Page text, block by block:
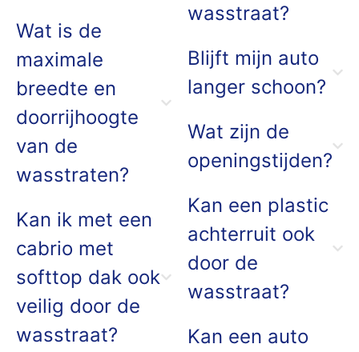
Wat is de
maximale
breedte en
doorrijhoogte
van de
wasstraten?
Kan ik met een
cabrio met
softtop dak ook
veilig door de
wasstraat?
wasstraat?
Blijft mijn auto
langer schoon?
Wat zijn de
openingstijden?
Kan een plastic
achterruit ook
door de
wasstraat?
Kan een auto